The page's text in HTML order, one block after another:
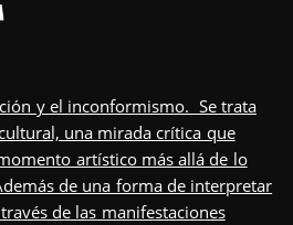
y el inconformismo. Se trata
una mirada crítica que
artístico más allá de lo
de una forma de interpretar
de las manifestaciones